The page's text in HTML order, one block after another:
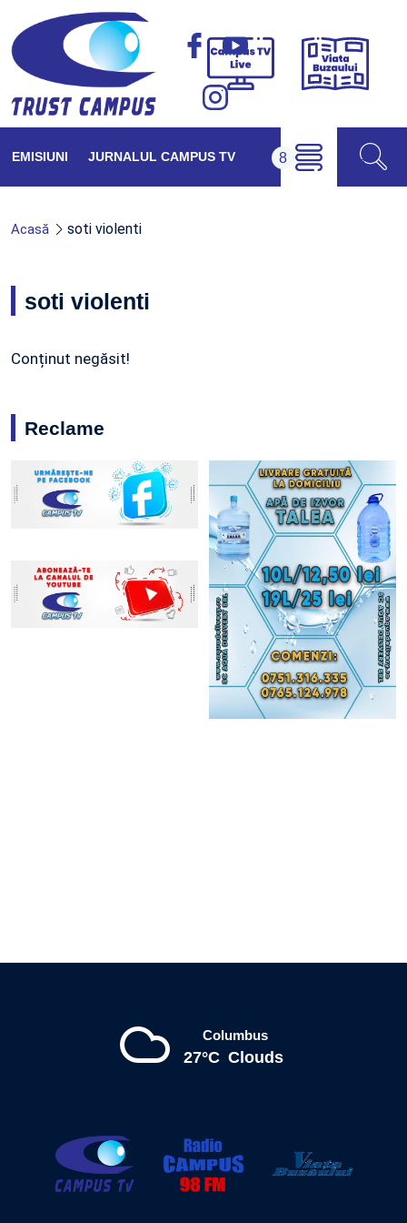
Campus
Viața
EMISIUNI JURNALUL CAMPUS TV
Acasă soti violenti
soti violenti
Conținut negăsit!
Reclame
Columbus
27°C Clouds